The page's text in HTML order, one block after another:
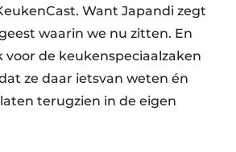
Want Japandi zegt
waarin we nu zitten. En
voor de keukenspeciaalzaken
ze daar ietsvan weten én
terugzien in de eigen